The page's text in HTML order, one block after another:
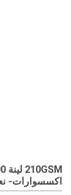
اكسسوارات-